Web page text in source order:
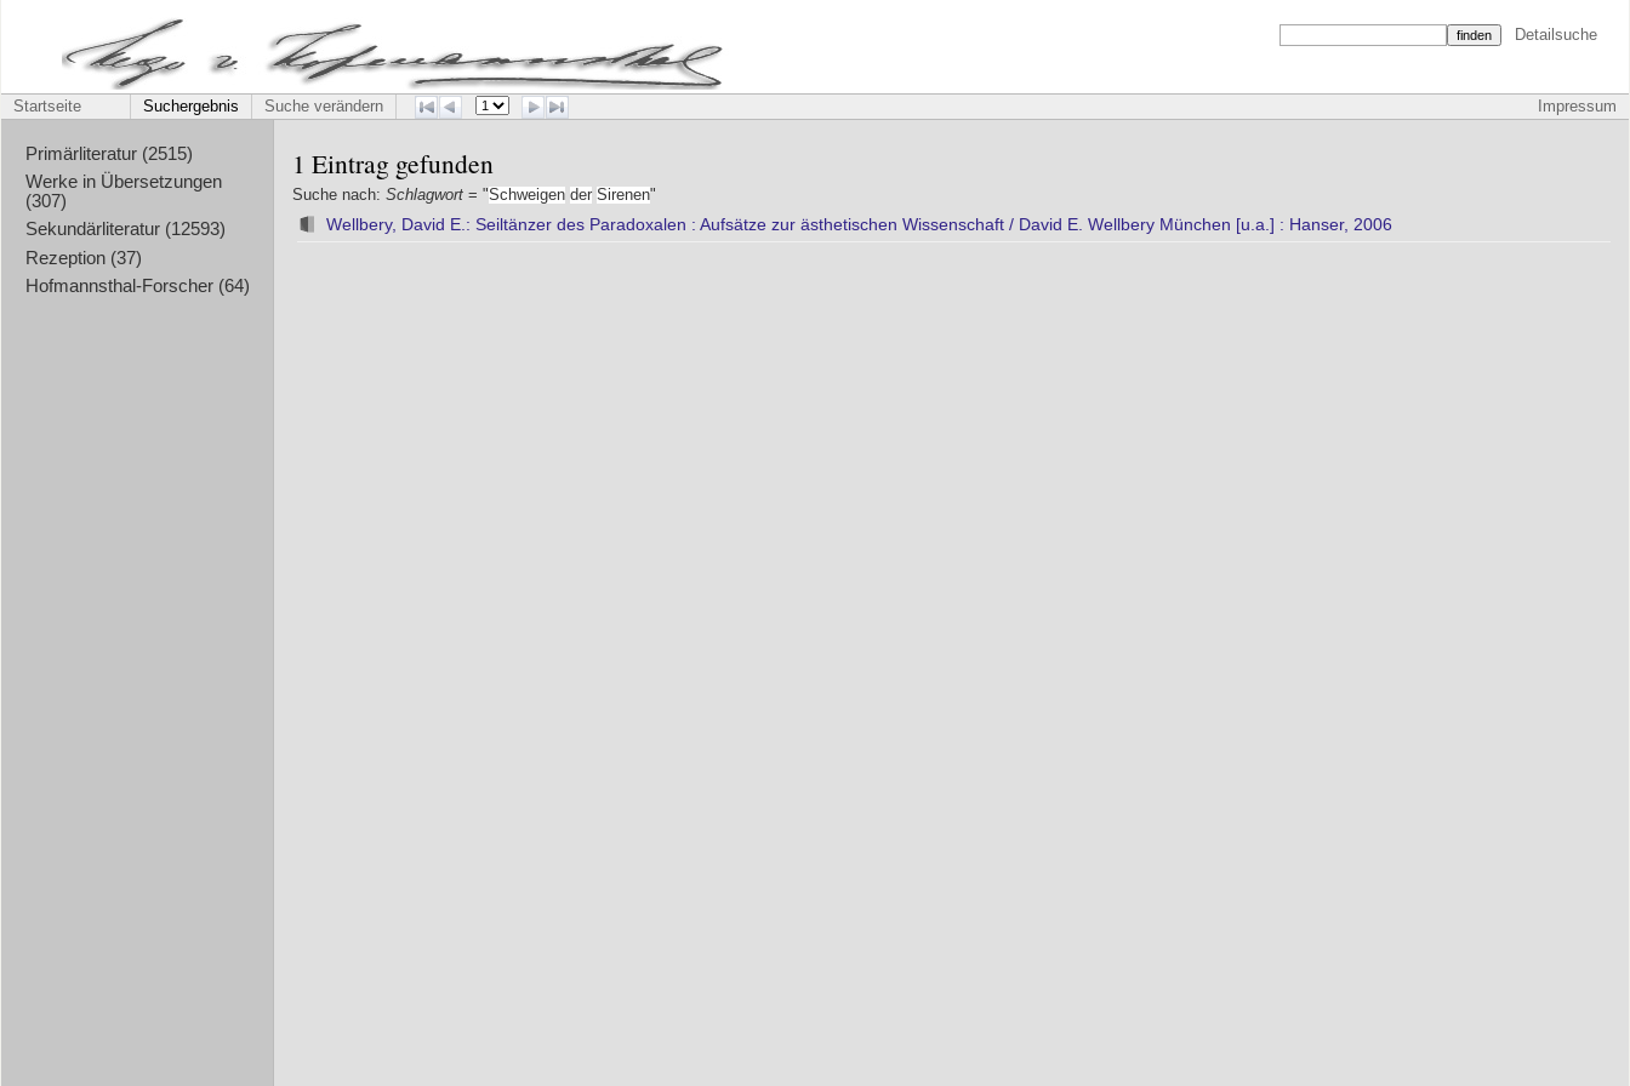
Detailsuche
Impressum
Startseite Suchergebnis Suche verändern
Primärliteratur (2515)
Werke in Übersetzungen
(307)
Sekundärliteratur (12593)
Rezeption (37)
Hofmannsthal-Forscher (64)
1 Eintrag gefunden
Suche nach: Schlagwort = "Schweigen der Sirenen"
Wellbery, David E.: Seiltänzer des Paradoxalen : Aufsätze zur ästhetischen Wissenschaft / David E. Wellbery München [u.a.] : Hanser, 2006